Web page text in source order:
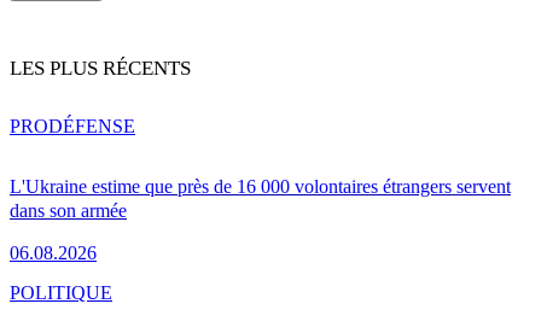
LES PLUS RÉCENTS
L'Ukraine estime que près de 16 000 volontaires étrangers servent
dans son armée
06.08.2026
PRODÉFENSE
POLITIQUE